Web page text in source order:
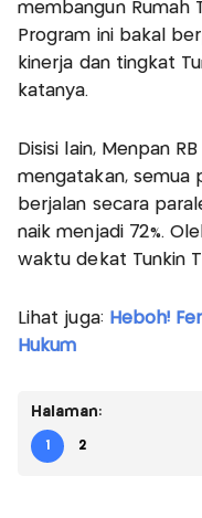
membangun Rumah
Program ini bakal
kinerja dan tingkat
katanya.
Disisi lain, Menpan
mengatakan, semua
berjalan secara
naik menjadi 72%.
waktu dekat Tunkin
Lihat juga: Heboh!
Hukum
Halaman:
1 2